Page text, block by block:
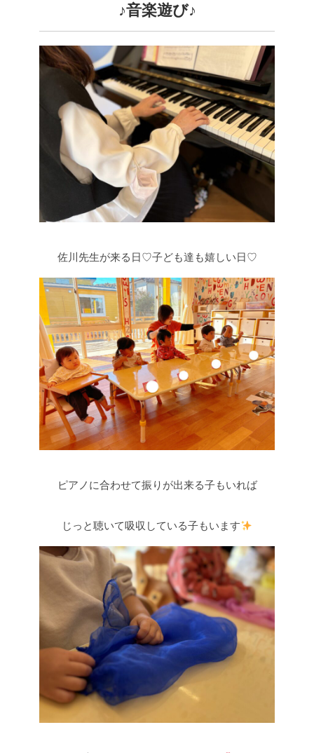
♪音楽遊び♪
佐川先生が来る日♡子ども達も嬉しい日♡
ピアノに合わせて振りが出来る子もいれば
じっと聴いて吸収している子もいます